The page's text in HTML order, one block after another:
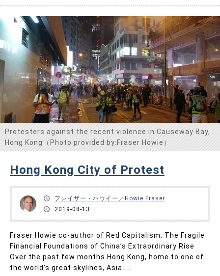
Protesters against the recent violence in Causeway Bay,
Hong Kong（Photo provided by:Fraser Howie）
Hong Kong City of Protest
フレイザー・ハウイー／Howie Fraser
2019-08-13
Fraser Howie co-author of Red Capitalism, The Fragile
Financial Foundations of China’s Extraordinary Rise
Over the past few months Hong Kong, home to one of
the world’s great skylines, Asia……